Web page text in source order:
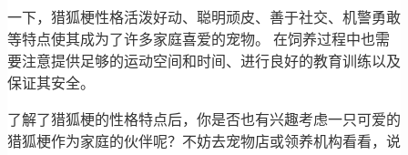
一下，猎狐梗性格活泼好动、聪明顽皮、善于社交、机警勇敢
等特点使其成为了许多家庭喜爱的宠物。 在饲养过程中也需
要注意提供足够的运动空间和时间、进行良好的教育训练以及
保证其安全。
了解了猎狐梗的性格特点后，你是否也有兴趣考虑一只可爱的
猎狐梗作为家庭的伙伴呢？不妨去宠物店或领养机构看看，说